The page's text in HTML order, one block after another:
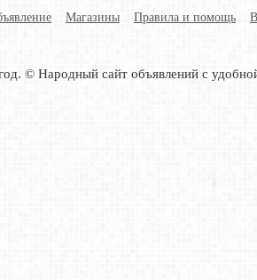
Магазины Правила и помощь
© Народный сайт объявлений с